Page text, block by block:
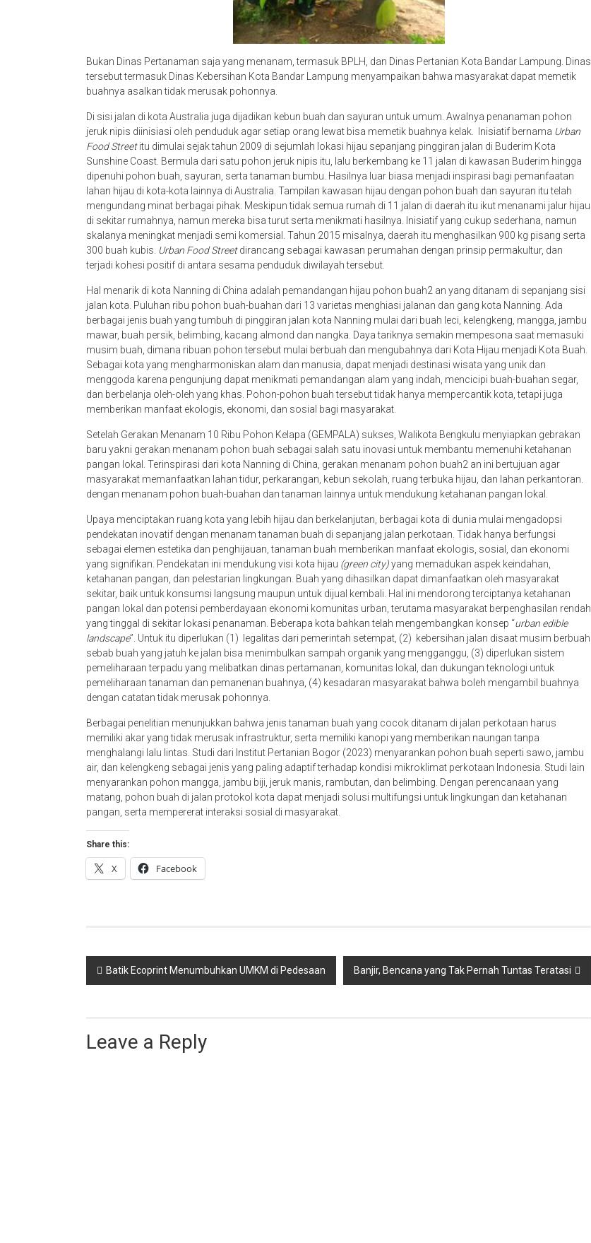
Bukan Dinas Pertanaman saja yang menanam, termasuk BPLH, dan Dinas Pertanian Kota Bandar Lampung. Dinas
tersebut termasuk Dinas Kebersihan Kota Bandar Lampung menyampaikan bahwa masyarakat dapat memetik
buahnya asalkan tidak merusak pohonnya.
Di sisi jalan di kota Australia juga dijadikan kebun buah dan sayuran untuk umum. Awalnya penanaman pohon
jeruk nipis diinisiasi oleh penduduk agar setiap orang lewat bisa memetik buahnya kelak. Inisiatif bernama Urban
Food Streetitu dimulai sejak tahun 2009 di sejumlah lokasi hijau sepanjang pinggiran jalan di Buderim Kota
Sunshine Coast. Bermula dari satu pohon jeruk nipis itu, lalu berkembang ke 11 jalan di kawasan Buderim hingga
dipenuhi pohon buah, sayuran, serta tanaman bumbu. Hasilnya luar biasa menjadi inspirasi bagi pemanfaatan
lahan hijau di kota-kota lainnya di Australia. Tampilan kawasan hijau dengan pohon buah dan sayuran itu telah
mengundang minat berbagai pihak. Meskipun tidak semua rumah di 11 jalan di daerah itu ikut menanami jalur hijau
di sekitar rumahnya, namun mereka bisa turut serta menikmati hasilnya. Inisiatif yang cukup sederhana, namun
skalanya meningkat menjadi semi komersial. Tahun 2015 misalnya, daerah itu menghasilkan 900 kg pisang serta
300 buah kubis. Urban Food Streetdirancang sebagai kawasan perumahan dengan prinsip permakultur, dan
terjadi kohesi positif di antara sesama penduduk diwilayah tersebut.
Hal menarik di kota Nanning di China adalah pemandangan hijau pohon buah2 an yang ditanam di sepanjang sisi
jalan kota. Puluhan ribu pohon buah-buahan dari 13 varietas menghiasi jalanan dan gang kota Nanning. Ada
berbagai jenis buah yang tumbuh di pinggiran jalan kota Nanning mulai dari buah leci, kelengkeng, mangga, jambu
mawar, buah persik, belimbing, kacang almond dan nangka. Daya tariknya semakin mempesona saat memasuki
musim buah, dimana ribuan pohon tersebut mulai berbuah dan mengubahnya dari Kota Hijau menjadi Kota Buah.
Sebagai kota yang mengharmoniskan alam dan manusia, dapat menjadi destinasi wisata yang unik dan
menggoda karena pengunjung dapat menikmati pemandangan alam yang indah, mencicipi buah-buahan segar,
dan berbelanja oleh-oleh yang khas. Pohon-pohon buah tersebut tidak hanya mempercantik kota, tetapi juga
memberikan manfaat ekologis, ekonomi, dan sosial bagi masyarakat.
Setelah Gerakan Menanam 10 Ribu Pohon Kelapa (GEMPALA) sukses, Walikota Bengkulu menyiapkan gebrakan
baru yakni gerakan menanam pohon buah sebagai salah satu inovasi untuk membantu memenuhi ketahanan
pangan lokal. Terinspirasi dari kota Nanning di China, gerakan menanam pohon buah2 an ini bertujuan agar
masyarakat memanfaatkan lahan tidur, perkarangan, kebun sekolah, ruang terbuka hijau, dan lahan perkantoran.
dengan menanam pohon buah-buahan dan tanaman lainnya untuk mendukung ketahanan pangan lokal.
Upaya menciptakan ruang kota yang lebih hijau dan berkelanjutan, berbagai kota di dunia mulai mengadopsi
pendekatan inovatif dengan menanam tanaman buah di sepanjang jalan perkotaan. Tidak hanya berfungsi
sebagai elemen estetika dan penghijauan, tanaman buah memberikan manfaat ekologis, sosial, dan ekonomi
yang signifikan. Pendekatan ini mendukung visi kota hijau (green city)yang memadukan aspek keindahan,
ketahanan pangan, dan pelestarian lingkungan. Buah yang dihasilkan dapat dimanfaatkan oleh masyarakat
sekitar, baik untuk konsumsi langsung maupun untuk dijual kembali. Hal ini mendorong terciptanya ketahanan
pangan lokal dan potensi pemberdayaan ekonomi komunitas urban, terutama masyarakat berpenghasilan rendah
yang tinggal di sekitar lokasi penanaman. Beberapa kota bahkan telah mengembangkan konsep “urban edible
landscape”. Untuk itu diperlukan (1) legalitas dari pemerintah setempat, (2) kebersihan jalan disaat musim berbuah
sebab buah yang jatuh ke jalan bisa menimbulkan sampah organik yang mengganggu, (3) diperlukan sistem
pemeliharaan terpadu yang melibatkan dinas pertamanan, komunitas lokal, dan dukungan teknologi untuk
pemeliharaan tanaman dan pemanenan buahnya, (4) kesadaran masyarakat bahwa boleh mengambil buahnya
dengan catatan tidak merusak pohonnya.
Berbagai penelitian menunjukkan bahwa jenis tanaman buah yang cocok ditanam di jalan perkotaan harus
memiliki akar yang tidak merusak infrastruktur, serta memiliki kanopi yang memberikan naungan tanpa
menghalangi lalu lintas. Studi dari Institut Pertanian Bogor (2023) menyarankan pohon buah seperti sawo, jambu
air, dan kelengkeng sebagai jenis yang paling adaptif terhadap kondisi mikroklimat perkotaan Indonesia. Studi lain
menyarankan pohon mangga, jambu biji, jeruk manis, rambutan, dan belimbing. Dengan perencanaan yang
matang, pohon buah di jalan protokol kota dapat menjadi solusi multifungsi untuk lingkungan dan ketahanan
pangan, serta mempererat interaksi sosial di masyarakat.
Share this:
X Facebook
Post
navigation
Batik Ecoprint Menumbuhkan UMKM di Pedesaan Banjir, Bencana yang Tak Pernah Tuntas Teratasi
Leave a Reply